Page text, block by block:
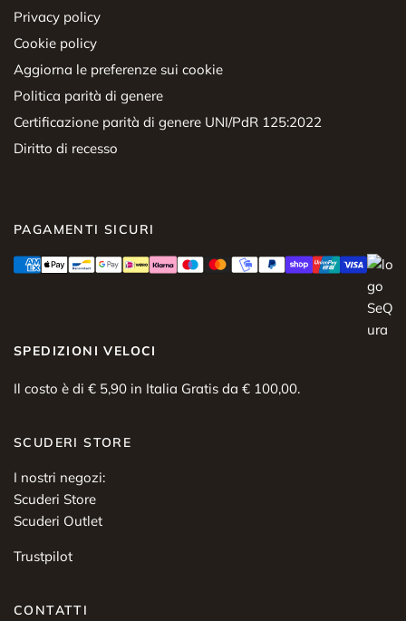
Privacy policy
Cookie policy
Aggiorna le preferenze sui cookie
Politica parità di genere
Certificazione parità di genere UNI/PdR 125:2022
Diritto di recesso
PAGAMENTI SICURI
SPEDIZIONI VELOCI
Il costo è di € 5,90 in Italia Gratis da € 100,00.
SCUDERI STORE
I nostri negozi:
Scuderi Store
Scuderi Outlet
Trustpilot
CONTATTI